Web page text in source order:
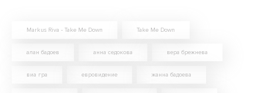
Markus Riva - Take Me Down Take Me Down
алан бадоев анна седокова вера брежнева
виа гра евровидение жанна бадоева